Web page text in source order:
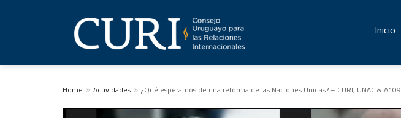
Inicio
Home Actividades ¿Qué esperamos de una reforma de las Naciones Unidas? – CURI, UNAC & A109